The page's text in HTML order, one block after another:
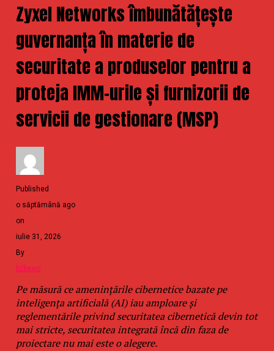
Zyxel Networks îmbunătățește
guvernanța în materie de
securitate a produselor pentru a
proteja IMM-urile și furnizorii de
servicii de gestionare (MSP)
Published
o săptămână ago
on
iulie 31, 2026
By
b2bseo
Pe măsură ce amenințările cibernetice bazate pe
inteligența artificială (AI) iau amploare și
reglementările privind securitatea cibernetică devin tot
mai stricte, securitatea integrată încă din faza de
proiectare nu mai este o alegere.